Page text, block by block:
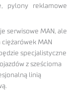
pylony reklamowe
serwisowe MAN, ale
MAN
specjalistyczne
z sześcioma
linią